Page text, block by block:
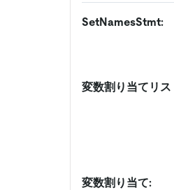
SetNamesStmt:
変数割り当てリス
変数割り当て: